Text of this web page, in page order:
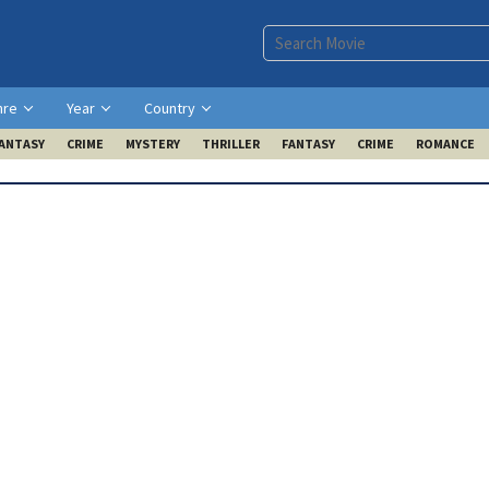
Year Country
CRIME MYSTERY THRILLER FANTASY CRIME ROMANCE